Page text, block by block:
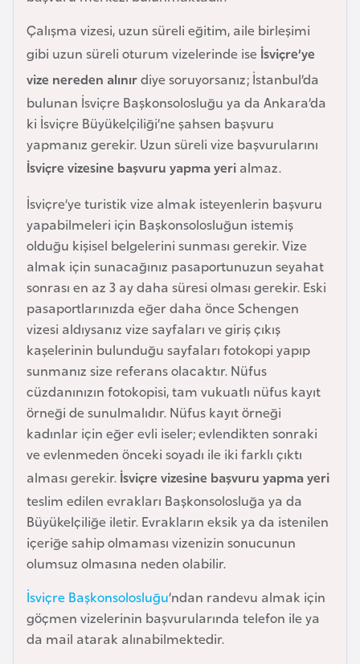
Çalışma vizesi, uzun süreli eğitim, aile birleşimi
gibi uzun süreli oturum vizelerinde ise İsviçre’ye
vize nereden alınırdiye soruyorsanız; İstanbul’da
bulunan İsviçre Başkonsolosluğu ya da Ankara’da
ki İsviçre Büyükelçiliği’ne şahsen başvuru
yapmanız gerekir. Uzun süreli vize başvurularını
İsviçre vizesine başvuru yapma yeri almaz.
İsviçre’ye turistik vize almak isteyenlerin başvuru
yapabilmeleri için Başkonsolosluğun istemiş
olduğu kişisel belgelerini sunması gerekir. Vize
almak için sunacağınız pasaportunuzun seyahat
sonrası en az 3 ay daha süresi olması gerekir. Eski
pasaportlarınızda eğer daha önce Schengen
vizesi aldıysanız vize sayfaları ve giriş çıkış
kaşelerinin bulunduğu sayfaları fotokopi yapıp
sunmanız size referans olacaktır. Nüfus
cüzdanınızın fotokopisi, tam vukuatlı nüfus kayıt
örneği de sunulmalıdır. Nüfus kayıt örneği
kadınlar için eğer evli iseler; evlendikten sonraki
ve evlenmeden önceki soyadı ile iki farklı çıktı
alması gerekir. İsviçre vizesine başvuru yapma yeri
teslim edilen evrakları Başkonsolosluğa ya da
Büyükelçiliğe iletir. Evrakların eksik ya da istenilen
içeriğe sahip olmaması vizenizin sonucunun
olumsuz olmasına neden olabilir.
İsviçre Başkonsolosluğu’ndan randevu almak için
göçmen vizelerinin başvurularında telefon ile ya
da mail atarak alınabilmektedir.
a
n
g
l
a
d
e
ş
B
e
l
a
r
u
s
B
e
l
ç
i
k
a
B
e
n